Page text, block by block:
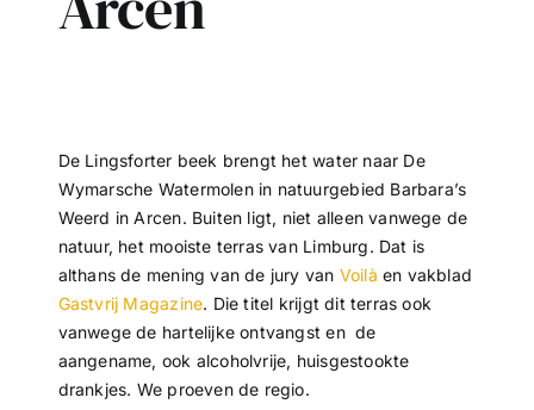
De Lingsforter beek brengt het water naar De
Wymarsche Watermolen in natuurgebied Barbara’s
Weerd in Arcen. Buiten ligt, niet alleen vanwege de
natuur, het mooiste terras van Limburg. Dat is
althans de mening van de jury van Voilà en vakblad
Gastvrij Magazine. Die titel krijgt dit terras ook
vanwege de hartelijke ontvangst en de
aangename, ook alcoholvrije, huisgestookte
drankjes. We proeven de regio.